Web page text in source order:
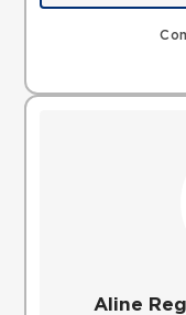
Rua Walter
Sul, SP,
Aline